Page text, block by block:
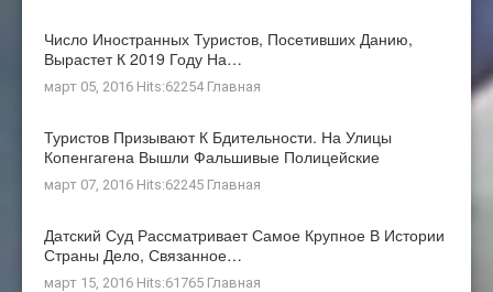
Число Иностранных Туристов, Посетивших Данию,
Вырастет К 2019 Году На…
март 05, 2016 Hits:62254 Главная
Туристов Призывают К Бдительности. На Улицы
Копенгагена Вышли Фальшивые Полицейские
март 07, 2016 Hits:62245 Главная
Датский Суд Рассматривает Самое Крупное В Истории
Страны Дело, Связанное…
март 15, 2016 Hits:61765 Главная